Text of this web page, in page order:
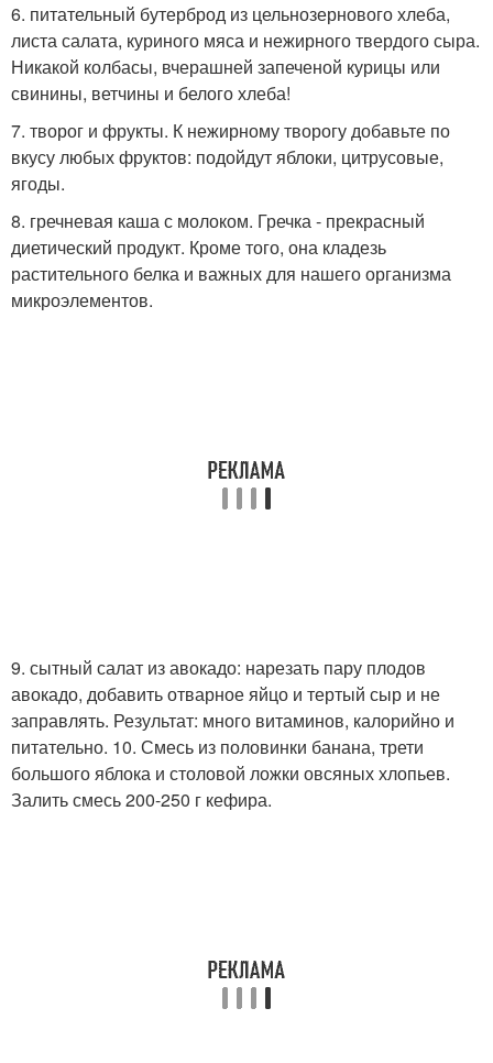
6. питательный бутерброд из цельнозернового хлеба,
листа салата, куриного мяса и нежирного твердого сыра.
Никакой колбасы, вчерашней запеченой курицы или
свинины, ветчины и белого хлеба!
7. творог и фрукты. К нежирному творогу добавьте по
вкусу любых фруктов: подойдут яблоки, цитрусовые,
ягоды.
8. гречневая каша с молоком. Гречка - прекрасный
диетический продукт. Кроме того, она кладезь
растительного белка и важных для нашего организма
микроэлементов.
9. сытный салат из авокадо: нарезать пару плодов
авокадо, добавить отварное яйцо и тертый сыр и не
заправлять. Результат: много витаминов, калорийно и
питательно. 10. Смесь из половинки банана, трети
большого яблока и столовой ложки овсяных хлопьев.
Залить смесь 200-250 г кефира.